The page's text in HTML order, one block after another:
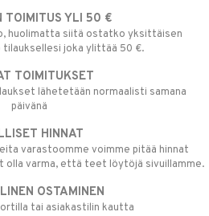
TOIMITUS YLI 50 €
huolimatta siitä ostatko yksittäisen
joka ylittää 50 €.
TOIMITUKSET
lähetetään normaalisti samana
päivänä
HINNAT
varastoomme voimme pitää hinnat
olla varma, että teet löytöjä sivuillamme.
OSTAMINEN
tai asiakastilin kautta